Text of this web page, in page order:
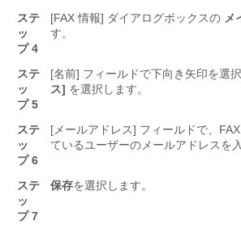
ステ
ッ
プ 4
[FAX 情報] ダイアログボックスの メ
す。
ステ
ッ
プ 5
[名前] フィールドで下向き矢印を選
ス] を選択します。
ステ
ッ
プ 6
[メールアドレス] フィールドで、
ているユーザーのメールアドレスを
ステ
ッ
プ 7
保存を選択します。